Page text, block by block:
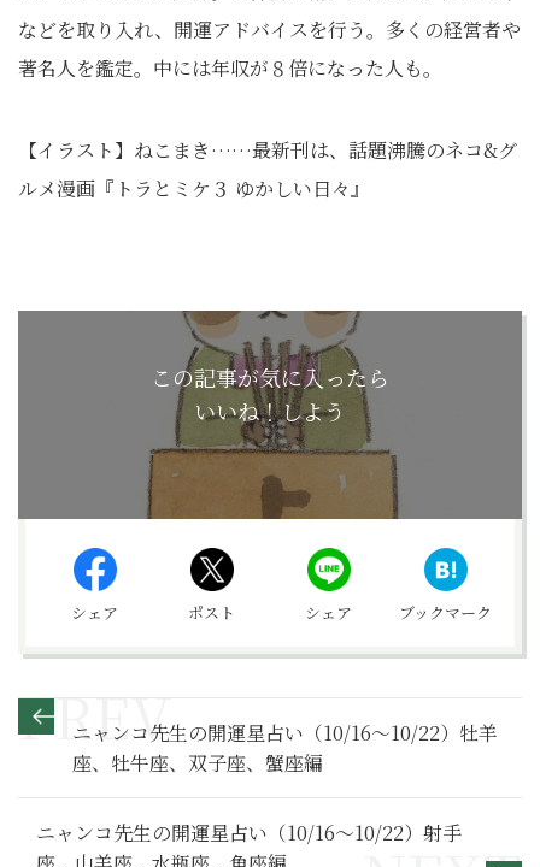
などを取り入れ、開運アドバイスを行う。多くの経営者や
著名人を鑑定。中には年収が８倍になった人も。
【イラスト】ねこまき……最新刊は、話題沸騰のネコ&グ
ルメ漫画『トラとミケ３ ゆかしい日々』
この記事が気に入ったら
いいね！しよう
シェア ポスト シェア ブックマーク
ニャンコ先生の開運星占い（10/16～10/22）牡羊
座、牡牛座、双子座、蟹座編
ニャンコ先生の開運星占い（10/16～10/22）射手